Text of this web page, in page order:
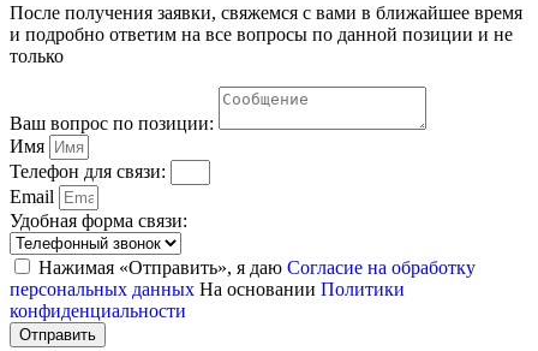
После получения заявки, свяжемся с вами в ближайшее время
и подробно ответим на все вопросы по данной позиции и не
только
Ваш вопрос по позиции:
Имя
Телефон для связи:
Email
Удобная форма связи:
Нажимая «Отправить», я даю Согласие на обработку
персональных данных На основании Политики
конфиденциальности
Отправить